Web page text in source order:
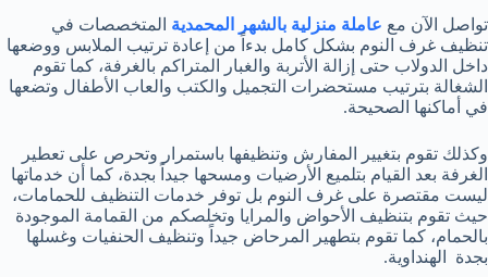
تواصل الآن مع عاملة منزلية بالشهر المحمدية المتخصصات في
تنظيف غرف النوم بشكل كامل بدءاً من إعادة ترتيب الملابس ووضعها
داخل الدولاب حتى إزالة الأتربة والغبار المتراكم بالغرفة، كما تقوم
الشغالة بترتيب مستحضرات التجميل والكتب والعاب الأطفال وتضعها
في أماكنها الصحيحة.
وكذلك تقوم بتغيير المفارش وتنظيفها باستمرار وتحرص على تعطير
الغرفة بعد القيام بتلميع الأرضيات ومسحها جيداً بجدة، كما أن خدماتها
ليست مقتصرة على غرف النوم بل توفر خدمات التنظيف للحمامات،
حيث تقوم بتنظيف الأحواض والمرايا وتخلصكم من القمامة الموجودة
بالحمام، كما تقوم بتطهير المرحاض جيداً وتنظيف الحنفيات وغسلها
بجدة الهنداوية.